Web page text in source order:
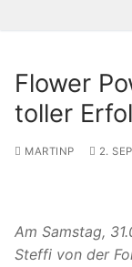
Flower
toller
MARTINP 2.
Am Samstag,
Steffi von der